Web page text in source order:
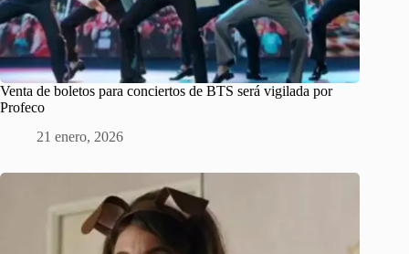
Venta de boletos para conciertos de BTS será vigilada por
Profeco
21 enero, 2026